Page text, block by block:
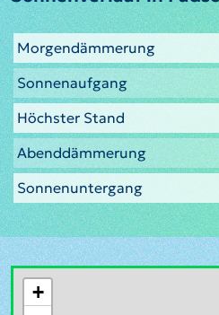
Morgendämmerung
Sonnenaufgang
Höchster Stand
Abenddämmerung
Sonnenuntergang
+